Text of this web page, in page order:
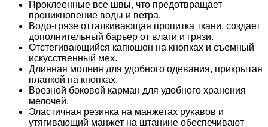
Проклеенные все швы, что предотвращает
проникновение воды и ветра.
Водо-грязе отталкивающая пропитка ткани, создает
дополнительный барьер от влаги и грязи.
Отстегивающийся капюшон на кнопках и съемный
искусственный мех.
Длинная молния для удобного одевания, прикрытая
планкой на кнопках.
Врезной боковой карман для удобного хранения
мелочей.
Эластичная резинка на манжетах рукавов и
утягивающий манжет на штанине обеспечивают